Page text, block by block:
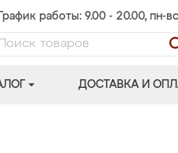
График работы: 9.00 - 20.00, пн-вс
ДОСТАВКА И